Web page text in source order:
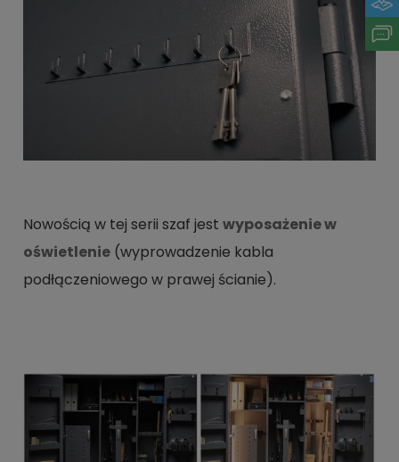
Nowością w tej serii szaf jest wyposażenie w
oświetlenie (wyprowadzenie kabla
podłączeniowego w prawej ścianie).